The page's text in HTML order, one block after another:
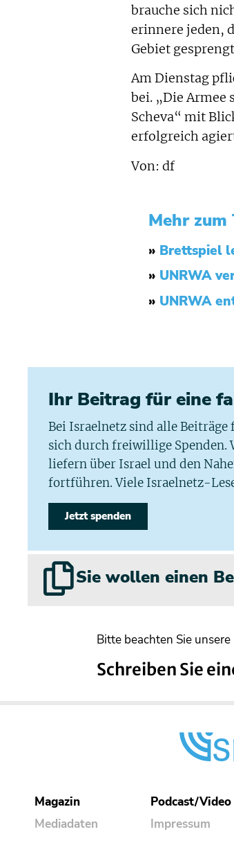
brauche sich
erinnere jeden,
Gebiet
Am Dienstag
bei. „Die Armee
Scheva“ mit
erfolgreich
Von: df
Mehr zum
» Brettspiel
» UNRWA
» UNRWA
Ihr Beitrag für eine
Bei Israelnetz sind alle
sich durch freiwillige
liefern über Israel und den
fortführen. Viele Israelnetz-
Jetzt spenden
Sie wollen einen
Bitte beachten Sie unsere
Schreiben Sie
Magazin
Mediadaten
Podcast/Video
Impressum